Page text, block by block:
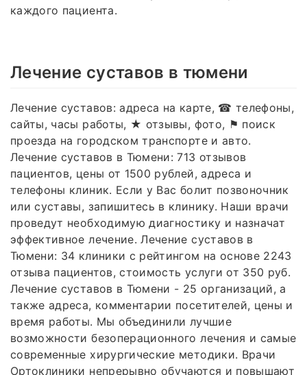
каждого пациента.
Лечение суставов в тюмени
Лечение суставов: адреса на карте, ☎ телефоны,
сайты, часы работы, ★ отзывы, фото, ⚑ поиск
проезда на городском транспорте и авто.
Лечение суставов в Тюмени: 713 отзывов
пациентов, цены от 1500 рублей, адреса и
телефоны клиник. Если у Вас болит позвоночник
или суставы, запишитесь в клинику. Наши врачи
проведут необходимую диагностику и назначат
эффективное лечение. Лечение суставов в
Тюмени: 34 клиники с рейтингом на основе 2243
отзыва пациентов, стоимость услуги от 350 руб.
Лечение суставов в Тюмени - 25 организаций, а
также адреса, комментарии посетителей, цены и
время работы. Мы объединили лучшие
возможности безоперационного лечения и самые
современные хирургические методики. Врачи
Ортоклиники непрерывно обучаются и повышают